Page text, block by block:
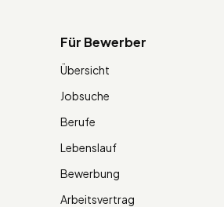
Für Bewerber
Übersicht
Jobsuche
Berufe
Lebenslauf
Bewerbung
Arbeitsvertrag